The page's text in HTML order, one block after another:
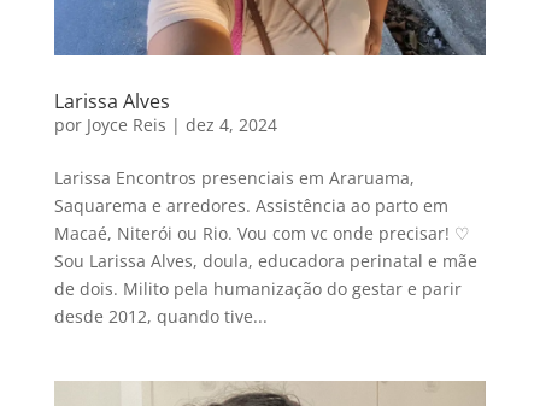
Larissa Alves
por Joyce Reis | dez 4, 2024
Larissa Encontros presenciais em Araruama,
Saquarema e arredores. Assistência ao parto em
Macaé, Niterói ou Rio. Vou com vc onde precisar! ♡
Sou Larissa Alves, doula, educadora perinatal e mãe
de dois. Milito pela humanização do gestar e parir
desde 2012, quando tive...